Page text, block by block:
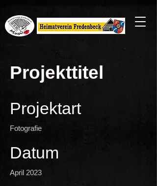
Projekttitel
Projektart
Fotografie
Datum
April 2023